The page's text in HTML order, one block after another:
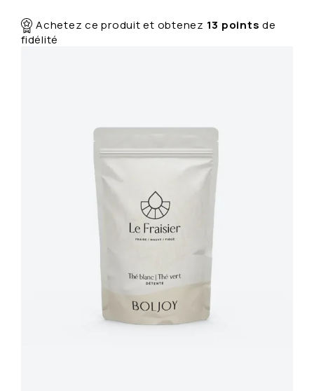
n
t
i
Achetez ce produit et obtenez 13 points de
fidélité